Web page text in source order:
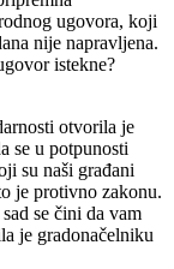
ugovora, koji
nije napravljena.
istekne?
otvorila je
se u potpunosti
su naši građani
je protivno zakonu.
se čini da vam
je gradonačelniku